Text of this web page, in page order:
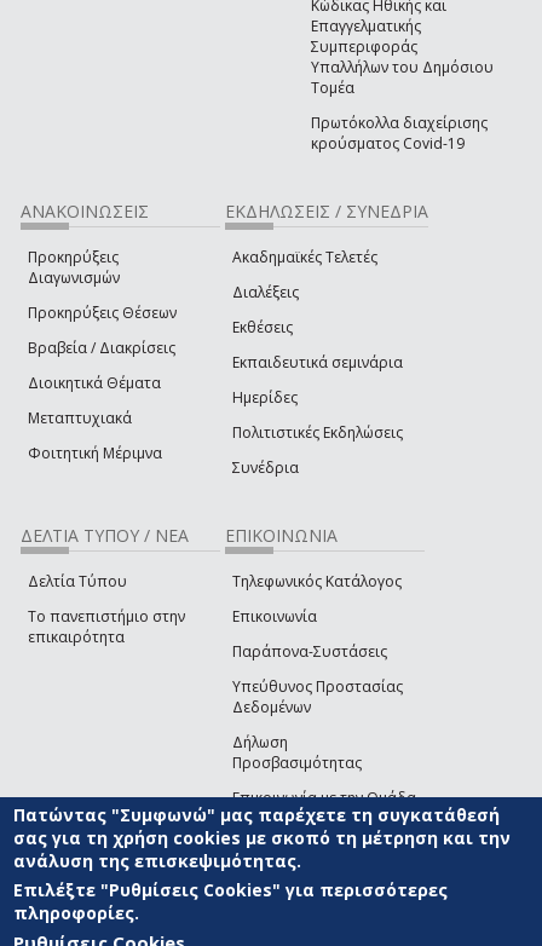
Κώδικας Ηθικής και
Επαγγελματικής
Συμπεριφοράς
Υπαλλήλων του Δημόσιου
Τομέα
Πρωτόκολλα διαχείρισης
κρούσματος Covid-19
ΑΝΑΚΟΙΝΩΣΕΙΣ
Προκηρύξεις
Διαγωνισμών
Προκηρύξεις Θέσεων
Βραβεία / Διακρίσεις
Διοικητικά Θέματα
Μεταπτυχιακά
Φοιτητική Μέριμνα
ΕΚΔΗΛΩΣΕΙΣ / ΣΥΝΕΔΡΙΑ
Ακαδημαϊκές Τελετές
Διαλέξεις
Εκθέσεις
Εκπαιδευτικά σεμινάρια
Ημερίδες
Πολιτιστικές Εκδηλώσεις
Συνέδρια
ΔΕΛΤΙΑ ΤΥΠΟΥ / ΝΕΑ
Δελτία Τύπου
Το πανεπιστήμιο στην
επικαιρότητα
ΕΠΙΚΟΙΝΩΝΙΑ
Τηλεφωνικός Κατάλογος
Επικοινωνία
Παράπονα-Συστάσεις
Υπεύθυνος Προστασίας
Δεδομένων
Δήλωση
Προσβασιμότητας
Επικοινωνία με την Ομάδα
Ανάπτυξης του site(link sends e-mail)
© ΠΑΝΕΠΙΣΤΗΜΙΟ ΑΙΓΑΙΟΥ ΟΡΟΙ ΧΡΗΣΗΣ
ΑΝΑΠΤΥΞΗΣ
Πατώντας "Συμφωνώ" μας παρέχετε τη συγκατάθεσή
σας για τη χρήση cookies με σκοπό τη μέτρηση και την
ανάλυση της επισκεψιμότητας.
Επιλέξτε "Ρυθμίσεις Cookies" για περισσότερες
πληροφορίες.